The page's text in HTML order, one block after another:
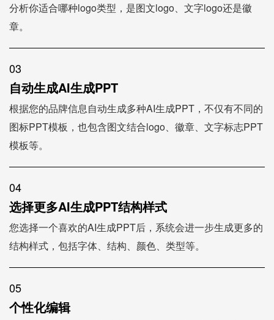
分析你适合哪种logo类型，是图文logo、文字logo还是徽
章。
03
自动生成AI生成PPT
根据您的品牌信息自动生成多种AI生成PPT，不仅有不同的
图标PPT模板，也包含图文结合logo、徽章、文字标志PPT
模板等。
04
选择更多AI生成PPT结构样式
您选择一个喜欢的AI生成PPT后，系统会进一步生成更多的
结构样式，包括字体、结构、颜色、类型等。
05
个性化编辑